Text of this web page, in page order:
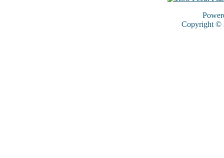
Copyright ©